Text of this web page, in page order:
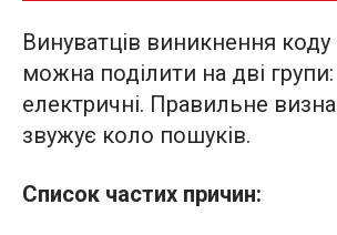
Винуватців виникнення коду
можна поділити на дві групи:
електричні. Правильне
звужує коло пошуків.
Список частих причин: